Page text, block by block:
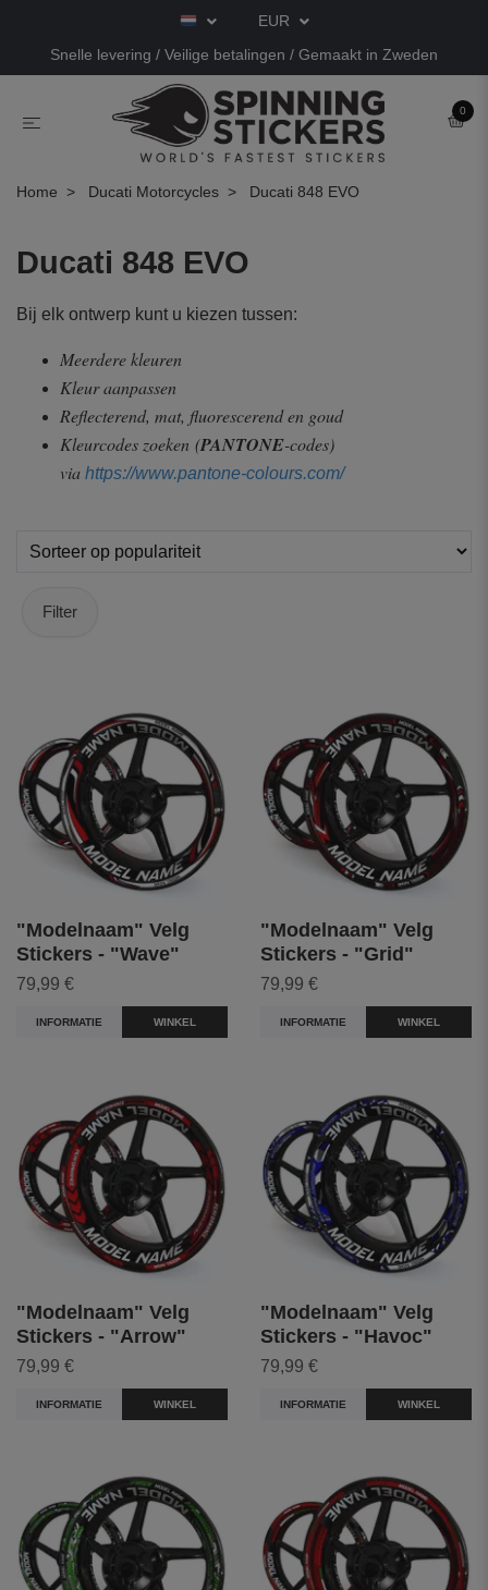
EUR
Snelle levering / Veilige betalingen / Gemaakt in Zweden
0
Home Ducati Motorcycles Ducati 848 EVO
Ducati 848 EVO
Bij elk ontwerp kunt u kiezen tussen:
Meerdere kleuren
Kleur aanpassen
Reflecterend, mat, fluorescerend en goud
Kleurcodes zoeken (PANTONE-codes)
via https://www.pantone-colours.com/
Filter
"Modelnaam" Velg
Stickers - "Wave"
79,99 €
INFORMATIE WINKEL
"Modelnaam" Velg
Stickers - "Grid"
79,99 €
INFORMATIE WINKEL
"Modelnaam" Velg
Stickers - "Arrow"
79,99 €
INFORMATIE WINKEL
"Modelnaam" Velg
Stickers - "Havoc"
79,99 €
INFORMATIE WINKEL